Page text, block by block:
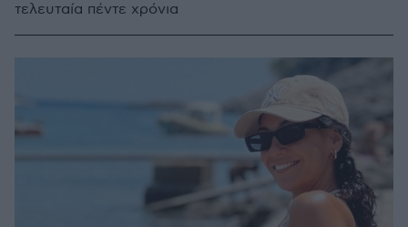
τελευταία πέντε χρόνια